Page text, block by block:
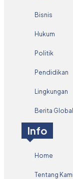
Bisnis
Hukum
Politik
Pendidikan
Lingkungan
Berita Global
Info
Home
Tentang Kami